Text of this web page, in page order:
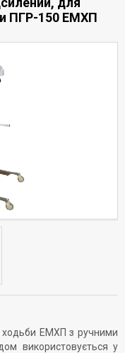
ПГР-150 ЕМХП
ходьби ЕМХП з ручними
використовується у